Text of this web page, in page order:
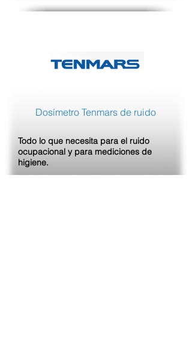
Dosímetro Tenmars de ruido
Todo lo que necesita para el ruido
ocupacional y para mediciones de
higiene.